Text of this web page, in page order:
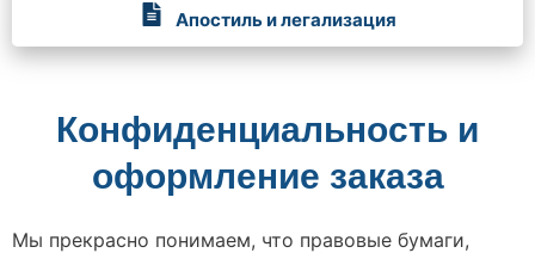
Апостиль и легализация
Конфиденциальность и
оформление заказа
Мы прекрасно понимаем, что правовые бумаги,